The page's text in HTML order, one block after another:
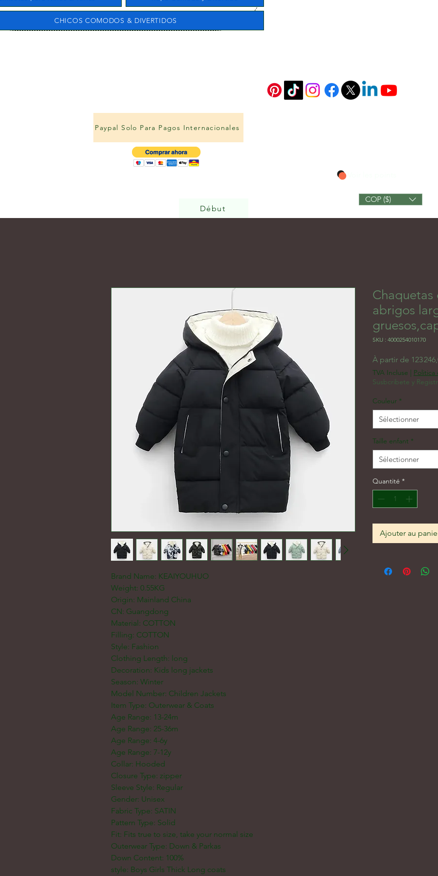
CHICOS COMODOS & DIVERTIDOS
Paypal Solo Para Pagos Internacionales
Début
COP ($)
Brand Name: KEAIYOUHUO
Weight: 0.55KG
Origin: Mainland China
CN: Guangdong
Material: COTTON
Filling: COTTON
Style: Fashion
Clothing Length: long
Decoration: Kids long jackets
Season: Winter
Model Number: Children Jackets
Item Type: Outerwear & Coats
Age Range: 13-24m
Age Range: 25-36m
Age Range: 4-6y
Age Range: 7-12y
Collar: Hooded
Closure Type: zipper
Sleeve Style: Regular
Gender: Unisex
Fabric Type: SATIN
Pattern Type: Solid
Fit: Fits true to size, take your normal size
Outerwear Type: Down & Parkas
Down Content: 100%
style: Boys Girls Thick Long coats
Chaquetas
abrigos
SKU : 4000254010170
À partir de 123
TVA Incluse | Politica
Susbcribete y
Couleur *
Sélectionner
Taille enfant *
Sélectionner
Quantité *
Ajouter au